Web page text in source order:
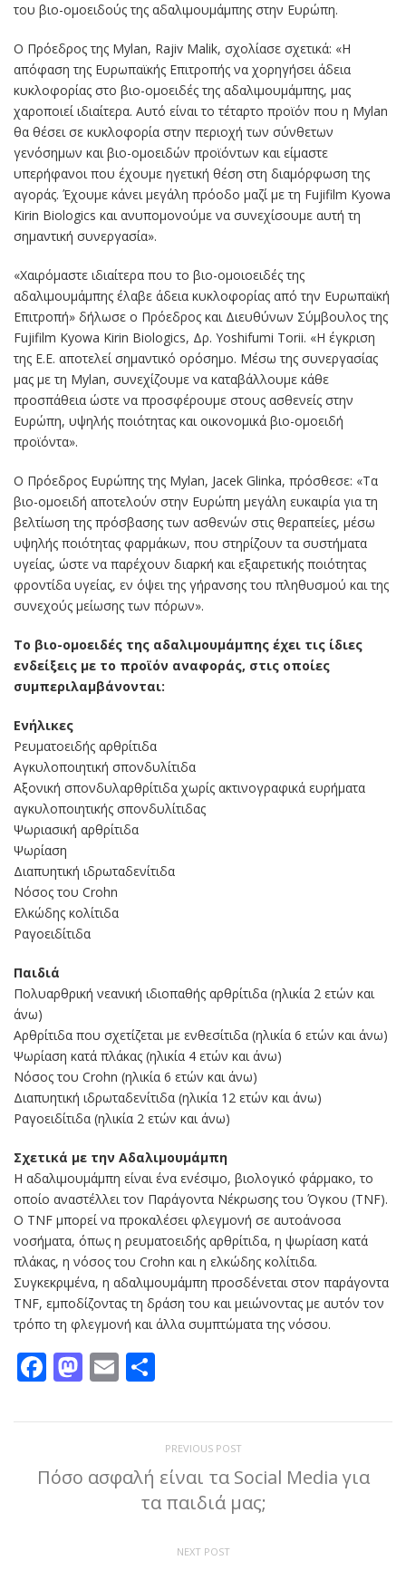
του βιο-ομοειδούς της αδαλιμουμάμπης στην Ευρώπη.
Ο Πρόεδρος της Mylan, Rajiv Malik, σχολίασε σχετικά: «Η
απόφαση της Ευρωπαϊκής Επιτροπής να χορηγήσει άδεια
κυκλοφορίας στο βιο-ομοειδές της αδαλιμουμάμπης, μας
χαροποιεί ιδιαίτερα. Αυτό είναι το τέταρτο προϊόν που η Mylan
θα θέσει σε κυκλοφορία στην περιοχή των σύνθετων
γενόσημων και βιο-ομοειδών προϊόντων και είμαστε
υπερήφανοι που έχουμε ηγετική θέση στη διαμόρφωση της
αγοράς. Έχουμε κάνει μεγάλη πρόοδο μαζί με τη Fujifilm Kyowa
Kirin Biologics και ανυπομονούμε να συνεχίσουμε αυτή τη
σημαντική συνεργασία».
«Χαιρόμαστε ιδιαίτερα που το βιο-ομοιοειδές της
αδαλιμουμάμπης έλαβε άδεια κυκλοφορίας από την Ευρωπαϊκή
Επιτροπή» δήλωσε ο Πρόεδρος και Διευθύνων Σύμβουλος της
Fujifilm Kyowa Kirin Biologics, Δρ. Yoshifumi Torii. «Η έγκριση
της Ε.Ε. αποτελεί σημαντικό ορόσημο. Μέσω της συνεργασίας
μας με τη Mylan, συνεχίζουμε να καταβάλλουμε κάθε
προσπάθεια ώστε να προσφέρουμε στους ασθενείς στην
Ευρώπη, υψηλής ποιότητας και οικονομικά βιο-ομοειδή
προϊόντα».
O Πρόεδρος Ευρώπης της Mylan, Jacek Glinka, πρόσθεσε: «Τα
βιο-ομοειδή αποτελούν στην Ευρώπη μεγάλη ευκαιρία για τη
βελτίωση της πρόσβασης των ασθενών στις θεραπείες, μέσω
υψηλής ποιότητας φαρμάκων, που στηρίζουν τα συστήματα
υγείας, ώστε να παρέχουν διαρκή και εξαιρετικής ποιότητας
φροντίδα υγείας, εν όψει της γήρανσης του πληθυσμού και της
συνεχούς μείωσης των πόρων».
Το βιο-ομοειδές της αδαλιμουμάμπης έχει τις ίδιες
ενδείξεις με το προϊόν αναφοράς, στις οποίες
συμπεριλαμβάνονται:
Ενήλικες
Ρευματοειδής αρθρίτιδα
Αγκυλοποιητική σπονδυλίτιδα
Αξονική σπονδυλαρθρίτιδα χωρίς ακτινογραφικά ευρήματα
αγκυλοποιητικής σπονδυλίτιδας
Ψωριασική αρθρίτιδα
Ψωρίαση
Διαπυητική ιδρωταδενίτιδα
Νόσος του Crohn
Ελκώδης κολίτιδα
Ραγοειδίτιδα
Παιδιά
Πολυαρθρική νεανική ιδιοπαθής αρθρίτιδα (ηλικία 2 ετών και
άνω)
Αρθρίτιδα που σχετίζεται με ενθεσίτιδα (ηλικία 6 ετών και άνω)
Ψωρίαση κατά πλάκας (ηλικία 4 ετών και άνω)
Νόσος του Crohn (ηλικία 6 ετών και άνω)
Διαπυητική ιδρωταδενίτιδα (ηλικία 12 ετών και άνω)
Ραγοειδίτιδα (ηλικία 2 ετών και άνω)
Σχετικά με την Αδαλιμουμάμπη
Η αδαλιμουμάμπη είναι ένα ενέσιμο, βιολογικό φάρμακο, το
οποίο αναστέλλει τον Παράγοντα Νέκρωσης του Όγκου (TNF).
Ο TNF μπορεί να προκαλέσει φλεγμονή σε αυτοάνοσα
νοσήματα, όπως η ρευματοειδής αρθρίτιδα, η ψωρίαση κατά
πλάκας, η νόσος του Crohn και η ελκώδης κολίτιδα.
Συγκεκριμένα, η αδαλιμουμάμπη προσδένεται στον παράγοντα
TNF, εμποδίζοντας τη δράση του και μειώνοντας με αυτόν τον
τρόπο τη φλεγμονή και άλλα συμπτώματα της νόσου.
Facebook
Mastodon
Email
PREVIOUS POST
Πόσο ασφαλή είναι τα Social Media για
τα παιδιά μας;
NEXT POST